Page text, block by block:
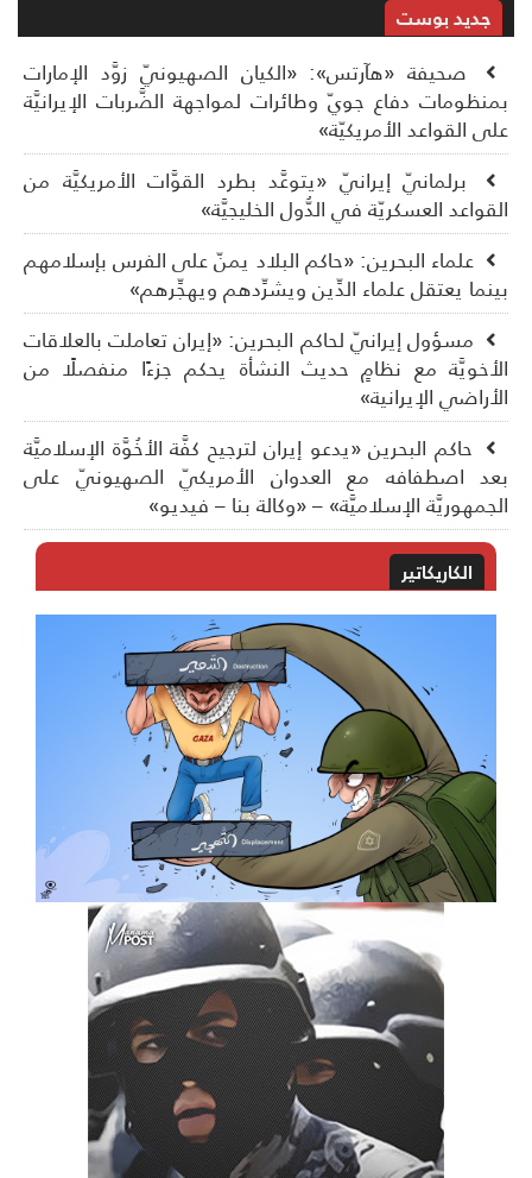
جديد بوست
صحيفة «هآرتس»: «الكيان الصهيونيّ زوَّد الإمارات
دفاع جويّ وطائرات لمواجهة الضَّربات الإيرانيَّة
القواعد الأمريكيّة»
برلمانيّ إيرانيّ «يتوعَّد بطرد القوَّات الأمريكيَّة من
العسكريّة في الدُّول الخليجيَّة»
علماء البحرين: «حاكم البلاد يمنّ على الفرس بإسلامهم
يعتقل علماء الدِّين ويشرِّدهم ويهجِّرهم»
مسؤول إيرانيّ لحاكم البحرين: «إيران تعاملت بالعلاقات
مع نظامٍ حديث النشأة يحكم جزءًا منفصلًا من
الإيرانية»
حاكم البحرين «يدعو إيران لترجيح كفَّة الأخُوَّة الإسلاميَّة
اصطفافه مع العدوان الأمريكيّ الصهيونيّ على
الإسلاميَّة» – «وكالة بنا – فيديو»
الكاريكاتير